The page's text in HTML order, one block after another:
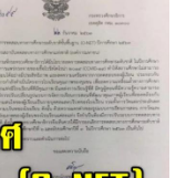
ตร์และวิชา
Online